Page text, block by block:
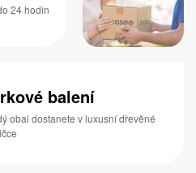
24 hodin
balení
obal dostanete v luxusní dřevěné